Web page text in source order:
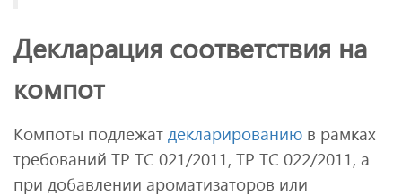
Декларация соответствия на
компот
Компоты подлежат декларированию в рамках
требований ТР ТС 021/2011, ТР ТС 022/2011, а
при добавлении ароматизаторов или